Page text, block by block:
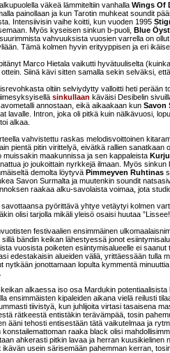
väkeä lämmiteltiin vanhalla Wings Of
painollaan ja kun Tarotin muhkeat soundit
Intensiivisin vaihe koitti, kun vuoden 1995
Myös kyseisen sinkun b-puoli, Blue
vahvuuksista vuosien varrella on
Tämä kolmen hyvin erityyppisen ja eri
Marco Hietala vaikutti hyvätuuliselta
Siinä kävi sitten samalla sekin selväksi,
oltiin selviydytty valloitti heti perään
sinkullaan käväisi Desibelin
annostaan, eikä aikaakaan kun Savon
lavalle. Intron, joka oli pitkä kuin nälkävuosi,
alkaa.
vahvistettu raskas melodisvoittoinen
pientä pitin virittelyä, eivätkä rallien
muissakin maakunnissa ja sen kappaleista
jo joukoittain nyrkkejä ilmaan. Myös sinkun
demolta löytyvä Pimmeyven Ruhtinas
Savon Surmalta ja muutenkin soundit
raakaa alku-savolaista voimaa, jota
savottaansa pyörittävä yhtye vetäytyi kolmen
olisi tarjolla mikäli yleisö osaisi huutaa
festivaalien ensimmäinen
bändin keikan lähestyessä jonot
vuosista poiketen esiintymisalueelle ei
edestakaisin alueiden väliä, yrittäessään tulla
nytkään jonottamaan lopulta kymmentä
alkaessa iso osa Mardukin
ensimmäisten kipaleiden aikana vielä reilusti
tiivistyä, kun juhlijoita virtasi tasaisena
rätkeestä entistäkin terävämpää, tosin
ääni tehosti entisestään tätä vaikutelmaa ja
konstailemattoman raaka black olisi
ahkerasti pitkin lavaa ja herran kuusikielinen
ikävän usein särisemään pahemman kerran,